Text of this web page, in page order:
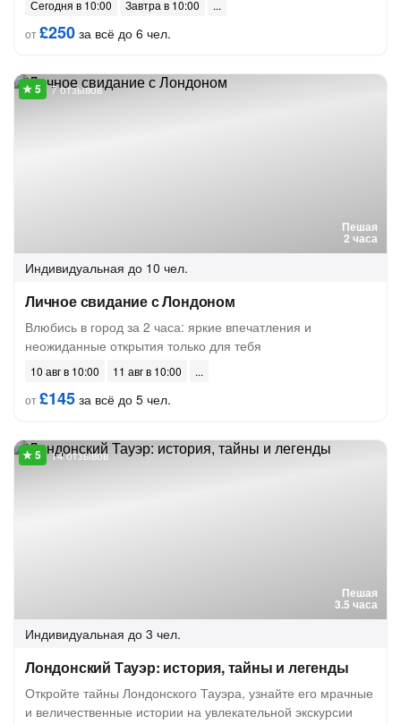
Сегодня в 10:00
Завтра в 10:00
от£250 за всё до 6 чел.
Пешая
2 часа
7 отзывов
Индивидуальная до 10 чел.
Личное свидание с Лондоном
Влюбись в город за 2 часа: яркие впечатления и
неожиданные открытия только для тебя
10 авг в 10:00
11 авг в 10:00
от£145 за всё до 5 чел.
Пешая
3.5 часа
14 отзывов
Индивидуальная до 3 чел.
Лондонский Тауэр: история, тайны и легенды
Откройте тайны Лондонского Тауэра, узнайте его мрачные
и величественные истории на увлекательной экскурсии